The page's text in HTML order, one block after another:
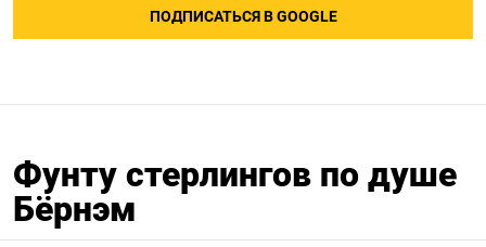
ПОДПИСАТЬСЯ В GOOGLE
Фунту стерлингов по душе
Бёрнэм